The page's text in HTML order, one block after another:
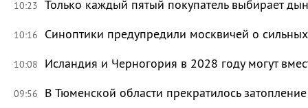
10:23 Только каждый пятый покупатель выбирает
10:16 Синоптики предупредили москвичей о
10:08 Исландия и Черногория в 2028 году могут
09:56 В Тюменской области прекратилось